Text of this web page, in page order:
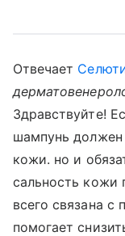
Отвечает
Здравствуйте!
шампунь
кожи. но и
сальность кожи
всего связана
помогает